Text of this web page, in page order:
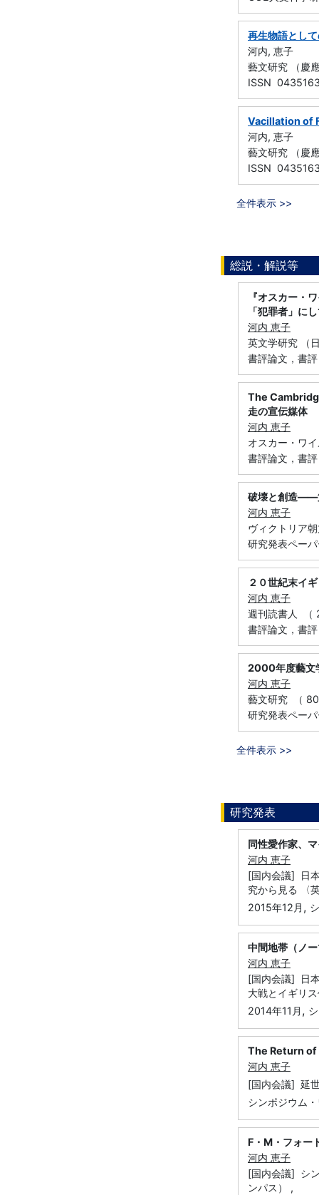
再生物語とし
河内, 恵子
藝文研究 （慶
ISSN
Vacillation of
河内, 恵子
藝文研究 （慶
ISSN
全件表示 >>
総説・解説等
『オスカー・
「犯罪者」に
河内 恵子
英文学研究 （
書評論文，書
The
走の宣伝媒体
河内 恵子
オスカー・ワ
書評論文，書
破壊と創造――
河内 恵子
ヴィクトリア
研究発表ペー
２０世紀末イ
河内 恵子
週刊読書人
書評論文，書
2000年度藝文
河内 恵子
藝文研究 （
研究発表ペー
全件表示 >>
研究発表
同性愛作家、
河内 恵子
[国内会議] 日
究から見る 〈
2015年12月 ,
中間地帯（ノ
河内 恵子
[国内会議] 日
大戦とイギリ
2014年11月 ,
The Return of
河内 恵子
[国内会議] 延
シンポジウム
F・M・フォー
河内 恵子
[国内会議] シ
ンパス） ,